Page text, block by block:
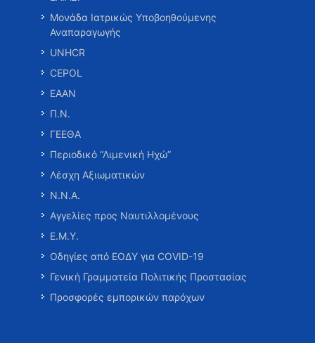
Μονάδα Ιατρικώς Υποβοηθούμενης
Αναπαραγωγής
UNHCR
CEPOL
ΕΑΑΝ
Π.Ν.
ΓΕΕΘΑ
Περιοδικό “Λιμενική Ηχώ”
Λέσχη Αξιωματικών
Ν.Ν.Α.
Αγγελίες προς Ναυτιλλομένους
Ε.Μ.Υ.
Οδηγίες από ΕΟΔΥ για COVID-19
Γενική Γραμματεία Πολιτικής Προστασίας
Προσφορές εμπορικών παρόχων